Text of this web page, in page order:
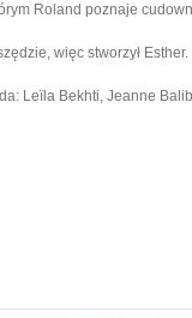
Roland poznaje
więc stworzył
Leïla Bekhti, Jeanne